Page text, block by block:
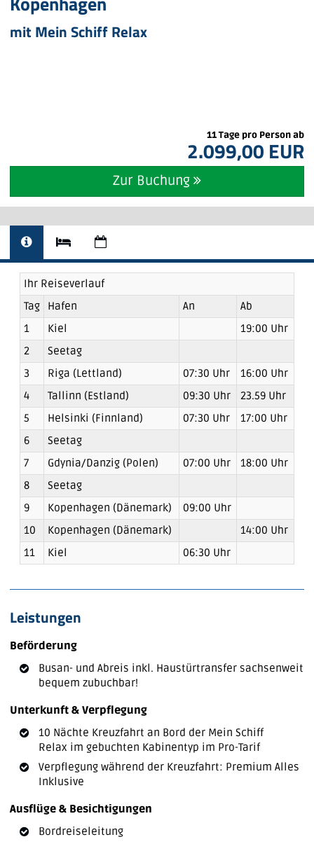
mit Mein Schiff Relax
11 Tage pro Person ab
2.099,00 EUR
Zur Buchung
Ihr Reiseverlauf
Tag
Hafen An
Ab
1
Kiel
19:00 Uhr
2
Seetag
3
Riga (Lettland) 07:30 Uhr
16:00 Uhr
4
Tallinn (Estland) 09:30 Uhr
23.59 Uhr
5
Helsinki (Finnland) 07:30 Uhr
17:00 Uhr
6
Seetag
7
Gdynia/Danzig (Polen) 07:00 Uhr
18:00 Uhr
8
Seetag
9
Kopenhagen (Dänemark)
09:00 Uhr
10
Kopenhagen (Dänemark)
14:00 Uhr
11
Kiel 06:30 Uhr
Leistungen
Beförderung
Busan- und Abreis inkl. Haustürtransfer sachsenweit
bequem zubuchbar!
Unterkunft & Verpflegung
10 Nächte Kreuzfahrt an Bord der Mein Schiff
Relax im gebuchten Kabinentyp im Pro-Tarif
Verpflegung während der Kreuzfahrt: Premium Alles
Inklusive
Ausflüge & Besichtigungen
Bordreiseleitung